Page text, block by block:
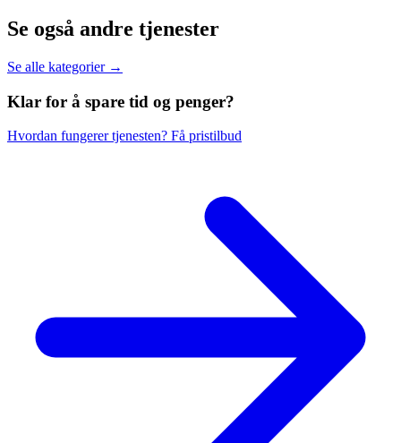
Se også andre tjenester
Se alle kategorier →
Klar for å spare tid og penger?
Hvordan fungerer tjenesten? Få pristilbud